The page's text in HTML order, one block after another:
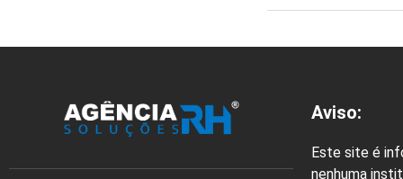
Aviso:
Este site é
nenhuma